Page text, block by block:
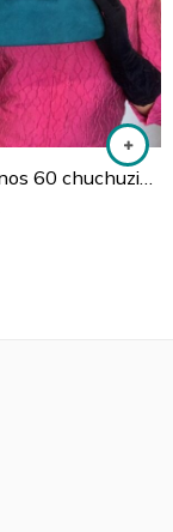
Carteira anos 60 chuchuzinho